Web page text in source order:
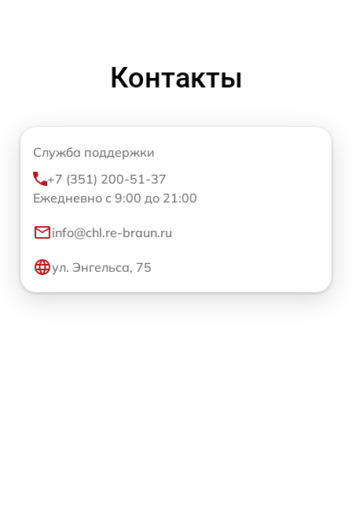
Контакты
Служба поддержки
+7 (351) 200-51-37
Ежедневно с 9:00 до 21:00
info@chl.re-braun.ru
ул. Энгельса, 75